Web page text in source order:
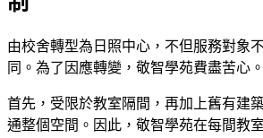
由校舍轉型為日照中心，不但服務對象
同。為了因應轉變，敬智學苑費盡苦心。
首先，受限於教室隔間，再加上舊有建
通整個空間。因此，敬智學苑在每間教